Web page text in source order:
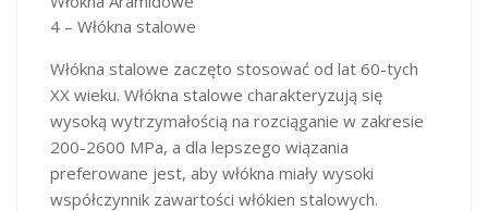
4 – Włókna stalowe
Włókna stalowe zaczęto stosować od lat 60-tych
XX wieku. Włókna stalowe charakteryzują się
wysoką wytrzymałością na rozciąganie w zakresie
200-2600 MPa, a dla lepszego wiązania
preferowane jest, aby włókna miały wysoki
współczynnik zawartości włókien stalowych.